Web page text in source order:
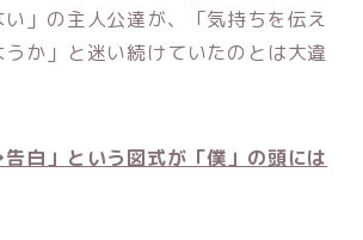
」の主人公達が、「気持ちを伝え
か」と迷い続けていたのとは大違
白」という図式が「僕」の頭には